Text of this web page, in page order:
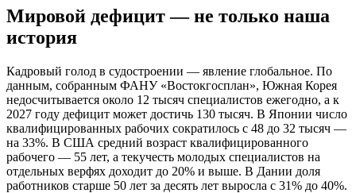
Мировой дефицит — не только наша
история
Кадровый голод в судостроении — явление глобальное. По
данным, собранным ФАНУ «Востокгосплан», Южная Корея
недосчитывается около 12 тысяч специалистов ежегодно, а к
2027 году дефицит может достичь 130 тысяч. В Японии число
квалифицированных рабочих сократилось с 48 до 32 тысяч —
на 33%. В США средний возраст квалифицированного
рабочего — 55 лет, а текучесть молодых специалистов на
отдельных верфях доходит до 20% и выше. В Дании доля
работников старше 50 лет за десять лет выросла с 31% до 40%.